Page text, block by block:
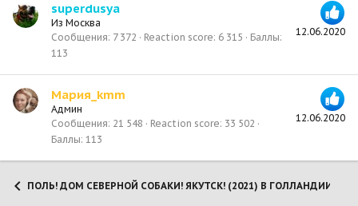
12.06.2020
superdusya
Из Москва
Сообщения 7 372 Reaction score 6 315
Баллы
113
12.06.2020
Мария_kmm
Админ
Сообщения 21 548 Reaction score 33 502
Баллы 113
ПОЛЬ! ДОМ СЕВЕРНОЙ СОБАКИ! ЯКУТСК! (2021) В ГОЛЛАНДИИ!